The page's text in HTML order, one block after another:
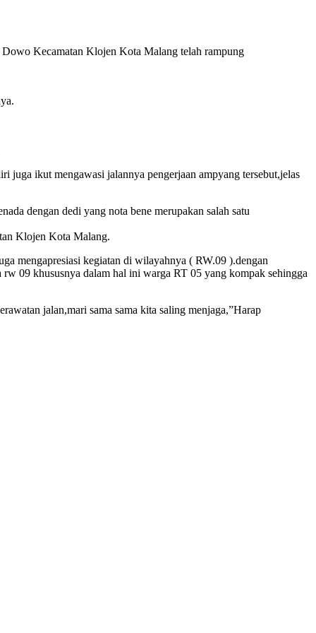
Kecamatan Klojen Kota Malang telah rampung
juga ikut mengawasi jalannya pengerjaan ampyang tersebut,jelas
dengan dedi yang nota bene merupakan salah satu
Klojen Kota Malang.
mengapresiasi kegiatan di wilayahnya ( RW.09 ).dengan
09 khususnya dalam hal ini warga RT 05 yang kompak sehingga
jalan,mari sama sama kita saling menjaga,”Harap